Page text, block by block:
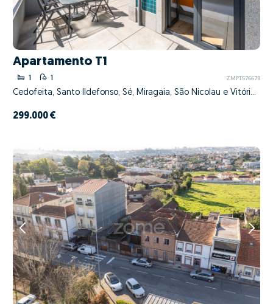
Apartamento T1
1 1 ZMPT576678
Cedofeita, Santo Ildefonso, Sé, Miragaia, São Nicolau e Vitória, Porto, Porto
299.000 €